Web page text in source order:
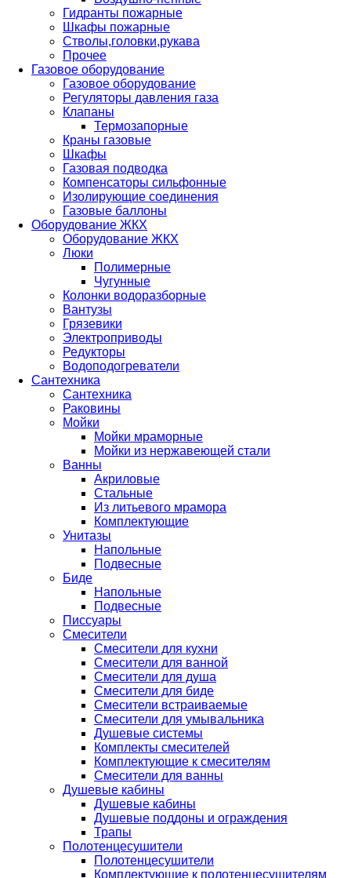
Гидранты пожарные
Шкафы пожарные
Стволы,головки,рукава
Прочее
Газовое оборудование
Газовое оборудование
Регуляторы давления газа
Клапаны
Термозапорные
Краны газовые
Шкафы
Газовая подводка
Компенсаторы сильфонные
Изолирующие соединения
Газовые баллоны
Оборудование ЖКХ
Оборудование ЖКХ
Люки
Полимерные
Чугунные
Колонки водоразборные
Вантузы
Грязевики
Электроприводы
Редукторы
Водоподогреватели
Сантехника
Сантехника
Раковины
Мойки
Мойки мраморные
Мойки из нержавеющей стали
Ванны
Акриловые
Стальные
Из литьевого мрамора
Комплектующие
Унитазы
Напольные
Подвесные
Биде
Напольные
Подвесные
Писсуары
Смесители
Смесители для кухни
Смесители для ванной
Смесители для душа
Смесители для биде
Смесители встраиваемые
Смесители для умывальника
Душевые системы
Комплекты смесителей
Комплектующие к смесителям
Смесители для ванны
Душевые кабины
Душевые кабины
Душевые поддоны и ограждения
Трапы
Полотенцесушители
Полотенцесушители
Комплектующие к полотенцесушителям